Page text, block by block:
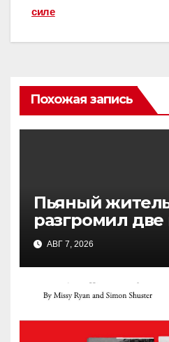
силе
Похожая запись
Пьяный
разгромил
поисках
измерение»:
инцидента
АВГ 7, 2026